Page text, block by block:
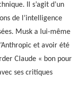
Il s’agit d’un
de l’intelligence
Musk a lui-même
et avoir été
Claude « bon pour
ses critiques